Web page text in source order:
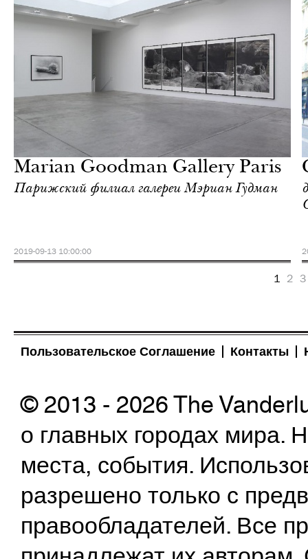
Marian Goodman Gallery Paris
Парижский филиал галереи Мэриан Гудман
2019-09-13 10:00:00
жизнь
1 2 3
Пользовательское Соглашение Контакты
© 2013 - 2026 The
о главных городах
места, события.
разрешено только с
правообладателей. Все